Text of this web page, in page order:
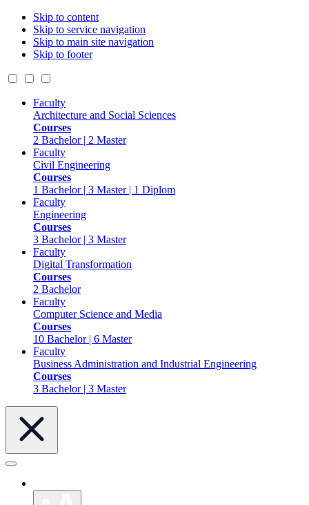
Skip to content
Skip to service navigation
Skip to main site navigation
Skip to footer
Faculty
Architecture and Social Sciences
Courses
2 Bachelor | 2 Master
Faculty
Civil Engineering
Courses
1 Bachelor | 3 Master | 1 Diplom
Faculty
Engineering
Courses
3 Bachelor | 3 Master
Faculty
Digital Transformation
Courses
2 Bachelor
Faculty
Computer Science and Media
Courses
10 Bachelor | 6 Master
Faculty
Business Administration and Industrial Engineering
Courses
3 Bachelor | 3 Master